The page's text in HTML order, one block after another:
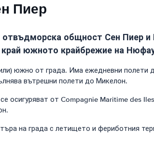
Пиер
общност Сен Пиер
южното крайбрежие на
южно от града. Има ежедневни
вътрешни полети до Микелон.
от Compagnie Maritime des
на града с летището и фериботния